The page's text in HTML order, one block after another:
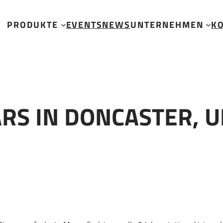
PRODUKTE EVENTSNEWSUNTERNEHMEN
IN DONCASTER,